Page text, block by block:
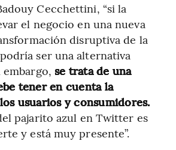
Cecchettini, “si la
el negocio en una nueva
disruptiva de la
ser una alternativa
se trata de una
tener en cuenta la
usuarios y consumidores.
pajarito azul en Twitter es
y está muy presente”.